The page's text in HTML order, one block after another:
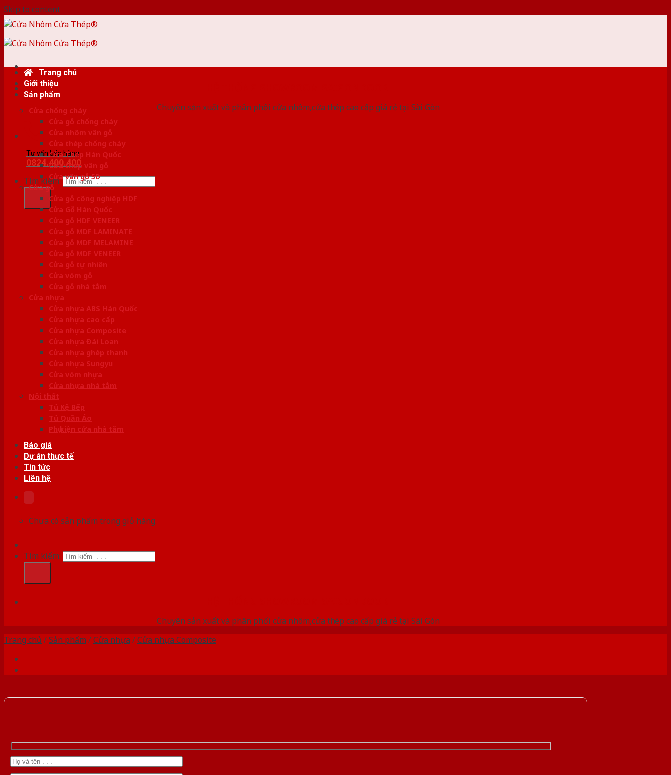
Skip to content
Chuyên sản xuất và phân phối cửa nhôm,cửa thép cao cấp giá rẻ tại Sài Gòn
Tư vấn bán hàng
0824.400.400
Tìm kiếm:
Trang chủ
Giới thiệu
Sản phẩm
Cửa chống cháy
Cửa gỗ chống cháy
Cửa nhôm vân gỗ
Cửa thép chống cháy
Cửa Thép Hàn Quốc
Cửa thép vân gỗ
Cửa vân gỗ 5D
Cửa gỗ
Cửa gỗ công nghiệp HDF
Cửa Gỗ Hàn Quốc
Cửa gỗ HDF VENEER
Cửa gỗ MDF LAMINATE
Cửa gỗ MDF MELAMINE
Cửa gỗ MDF VENEER
Cửa gỗ tự nhiên
Cửa vòm gỗ
Cửa gỗ nhà tắm
Cửa nhựa
Cửa nhựa ABS Hàn Quốc
Cửa nhựa cao cấp
Cửa nhựa Composite
Cửa nhựa Đài Loan
Cửa nhựa ghép thanh
Cửa nhựa Sungyu
Cửa vòm nhựa
Cửa nhựa nhà tắm
Nội thất
Tủ Kệ Bếp
Tủ Quần Áo
Phụ kiện cửa nhà tắm
Báo giá
Dự án thực tế
Tin tức
Liên hệ
Chưa có sản phẩm trong giỏ hàng.
Tìm kiếm:
Chuyên sản xuất và phân phối cửa nhôm,cửa thép cao cấp giá rẻ tại Sài Gòn
Trang chủ /Sản phẩm /Cửa nhựa /Cửa nhựa Composite